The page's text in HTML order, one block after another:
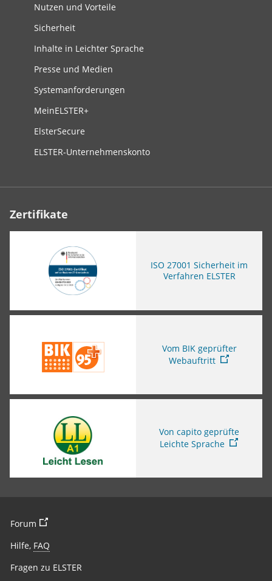
Nutzen und Vorteile
Sicherheit
Inhalte in Leichter Sprache
Presse und Medien
Systemanforderungen
MeinELSTER+
ElsterSecure
ELSTER-Unternehmenskonto
Zertifikate
ISO 27001 Sicherheit im
Verfahren ELSTER
Vom BIK geprüfter
Webauftritt
Von capito geprüfte
Leichte Sprache
Forum Sie verlassen die Seite
Hilfe, FAQ
Fragen zu ELSTER